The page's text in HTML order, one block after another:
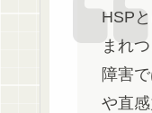
HSP
まれ
障害
や直